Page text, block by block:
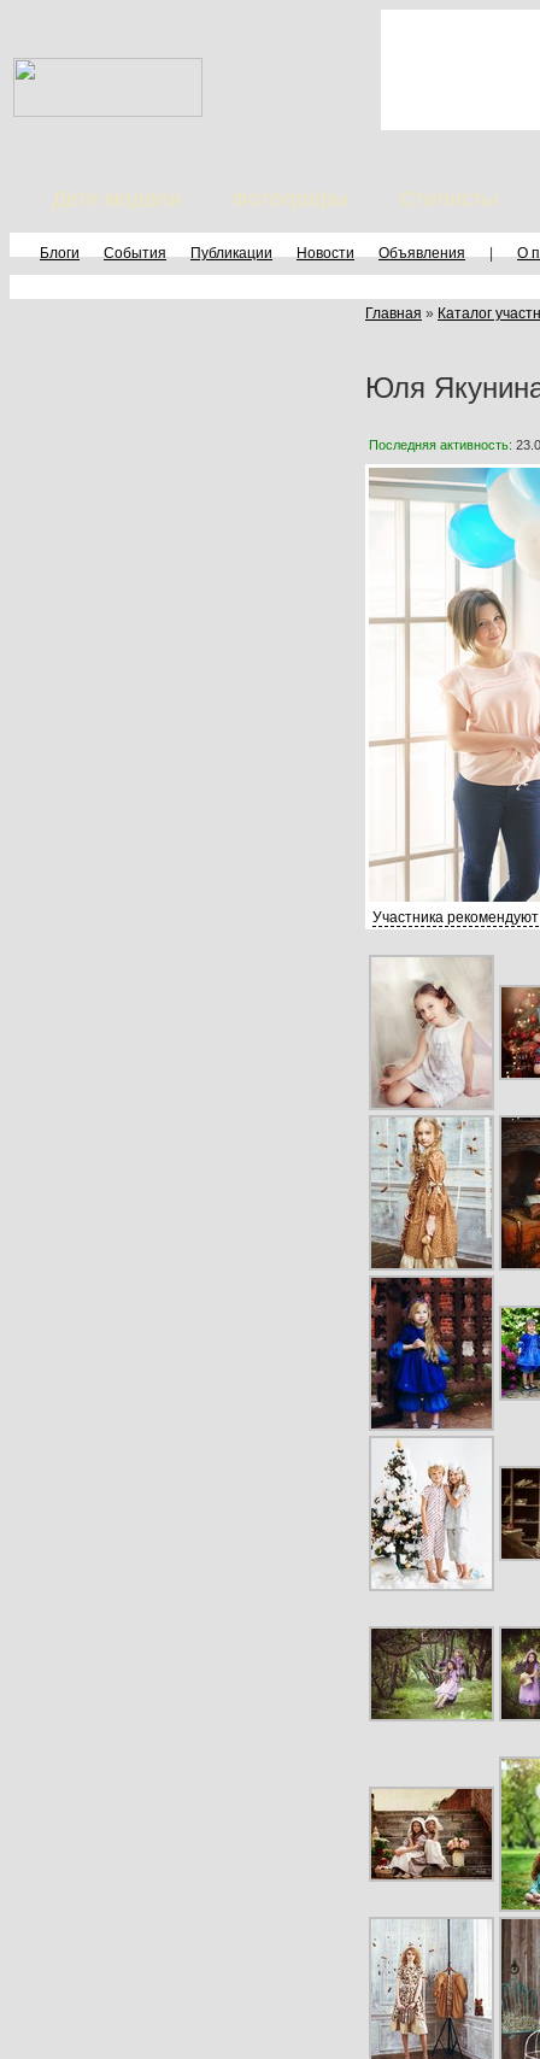
Дети модели Фотографы Стилисты
Блоги События Публикации Новости Объявления | О
Главная » Каталог
Юля
Последняя активность:
Участника рекомендуют